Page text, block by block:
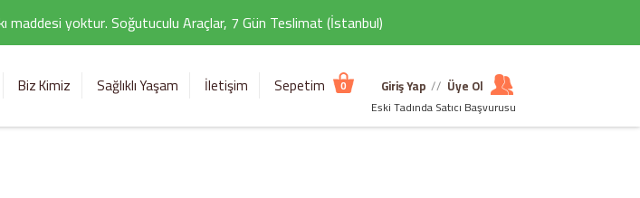
maddesi yoktur. Soğutuculu Araçlar, 7 Gün Teslimat (İstanbul)
Biz Kimiz Sağlıklı Yaşam İletişim Sepetim 0 Giriş Yap // Üye Ol
Eski Tadında Satıcı Başvurusu